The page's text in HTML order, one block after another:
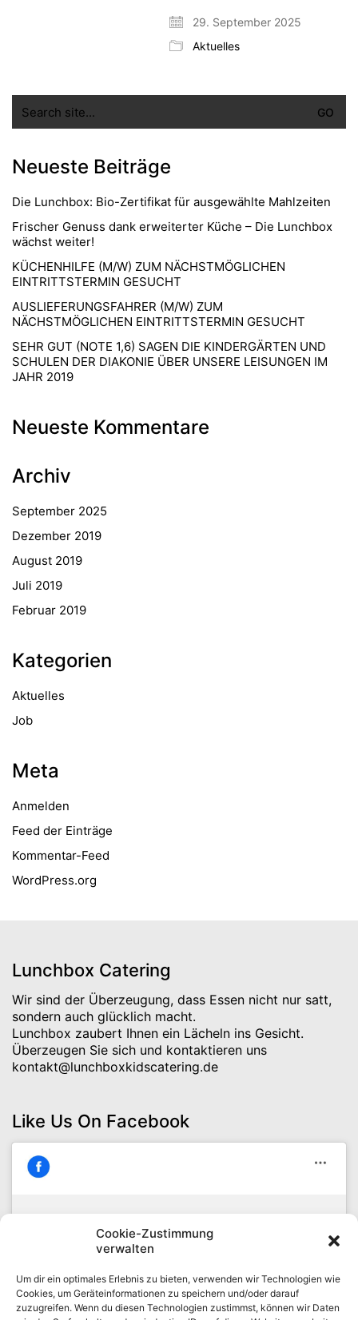
Cookie-Zustimmung
verwalten
Um dir ein optimales Erlebnis zu bieten, verwenden wir Technologien wie
Cookies, um Geräteinformationen zu speichern und/oder darauf
zuzugreifen. Wenn du diesen Technologien zustimmst, können wir Daten
29. September 2025
Aktuelles
for:
Neueste Beiträge
Die Lunchbox: Bio-Zertifikat für ausgewählte Mahlzeiten
Frischer Genuss dank erweiterter Küche – Die Lunchbox
wächst weiter!
KÜCHENHILFE (M/W) ZUM NÄCHSTMÖGLICHEN
EINTRITTSTERMIN GESUCHT
AUSLIEFERUNGSFAHRER (M/W) ZUM
NÄCHSTMÖGLICHEN EINTRITTSTERMIN GESUCHT
SEHR GUT (NOTE 1,6) SAGEN DIE KINDERGÄRTEN UND
SCHULEN DER DIAKONIE ÜBER UNSERE LEISUNGEN IM
JAHR 2019
Neueste Kommentare
Archiv
September 2025
Dezember 2019
August 2019
Juli 2019
Februar 2019
Kategorien
Aktuelles
Job
Meta
Anmelden
Feed der Einträge
Kommentar-Feed
WordPress.org
Lunchbox Catering
Wir sind der Überzeugung, dass Essen nicht nur satt,
sondern auch glücklich macht.
Lunchbox zaubert Ihnen ein Lächeln ins Gesicht.
Überzeugen Sie sich und kontaktieren uns
kontakt@lunchboxkidscatering.de
Like Us On Facebook
Klicke hier, um Marketing-Cookies zu
aktivieren